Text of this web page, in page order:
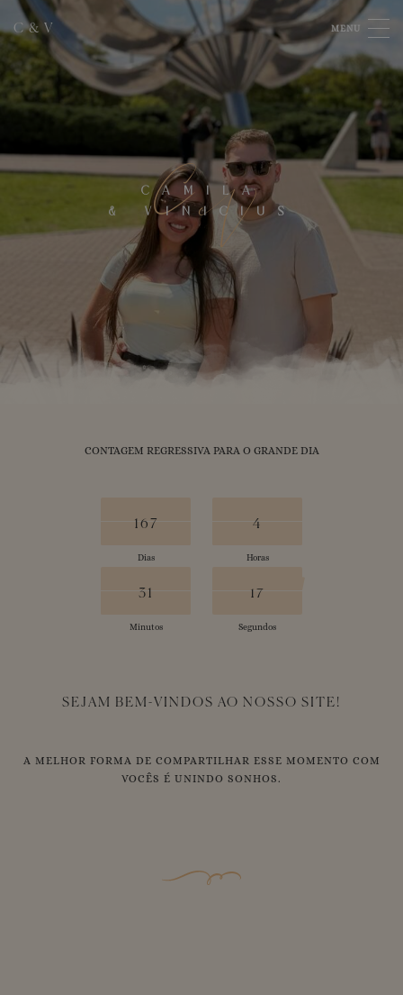
C & V MENU
C V
CAMILA
& VINICIUS
CONTAGEM REGRESSIVA PARA O GRANDE DIA
167
168
167
Dias
4
5
4
Horas
31
32
31
Minutos
16
17
16
Segundos
SEJAM BEM-VINDOS AO NOSSO SITE!
A MELHOR FORMA DE COMPARTILHAR ESSE MOMENTO COM
VOCÊS É UNINDO SONHOS.